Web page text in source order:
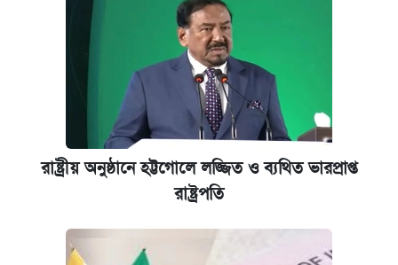
রাষ্ট্রীয় অনুষ্ঠানে হট্টগোলে লজ্জিত ও ব্যথিত ভারপ্রাপ্ত
রাষ্ট্রপতি